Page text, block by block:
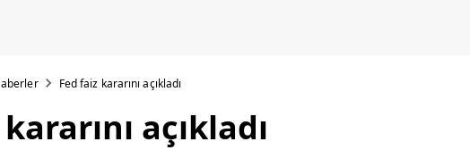
Fed faiz kararını açıkladı
açıkladı